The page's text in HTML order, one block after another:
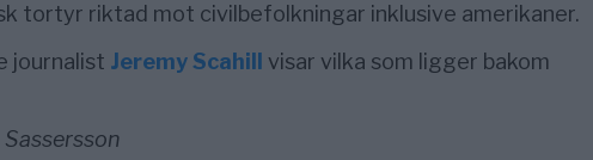
tortyr riktad mot civilbefolkningar inklusive amerikaner.
journalist Jeremy Scahill
visar vilka som ligger bakom